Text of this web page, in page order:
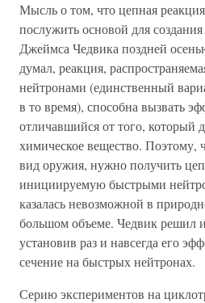
Мысль о том, что цепная
послужить основой для
Джеймса Чедвика поздней
думал, реакция,
нейтронами (единственный
в то время), способна вызвать
отличавшийся от того, который
химическое вещество. Поэтому,
вид оружия, нужно получить
инициируемую быстрыми
казалась невозможной в
большом объеме. Чедвик решил
установив раз и навсегда его
сечение на быстрых нейтронах.
Серию экспериментов на